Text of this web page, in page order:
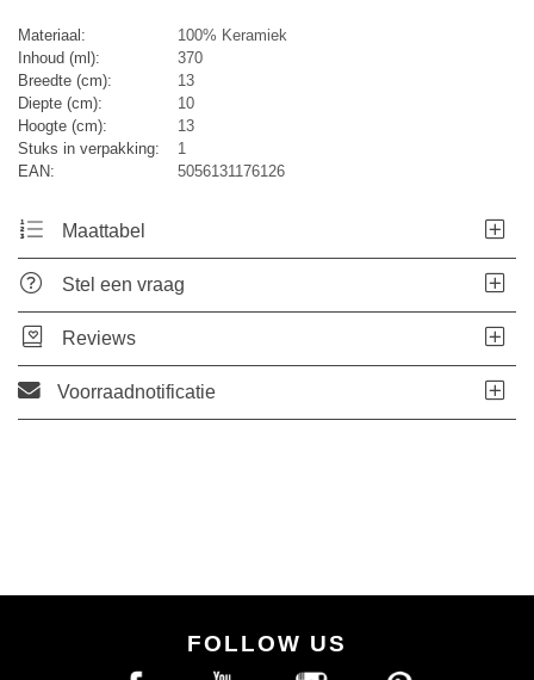
Materiaal:
100% Keramiek
Inhoud (ml):
370
Breedte (cm):
13
Diepte (cm):
10
Hoogte (cm):
13
Stuks in verpakking:
1
EAN:
5056131176126
Maattabel
Stel een vraag
Reviews
Voorraadnotificatie
FOLLOW US